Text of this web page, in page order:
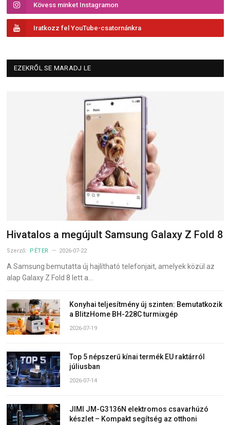
Kövess minket Instagramon
Iratkozz fel YouTube-csatornánkra
EZEKRŐL SE MARADJ LE
Hivatalos a megújult Samsung Galaxy Z Fold 8
Szerző: PÉTER 2026-07-22
A Samsung bemutatta új hajlítható telefonjait, amelyek közül az
alap Galaxy Z Fold 8 lett a…
Konyhai teljesítmény új szinten: Bemutatkozik
a BlitzHome BH-228C turmixgép
2026-07-19
Top 5 népszerű kínai termék EU raktárról
júliusban
2026-07-14
JIMI JM-G3136N elektromos csavarhúzó
készlet – Kompakt segítség az otthoni